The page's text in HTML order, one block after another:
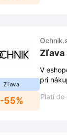
Zľava
-55%
Zľava
V
pri
Platí do